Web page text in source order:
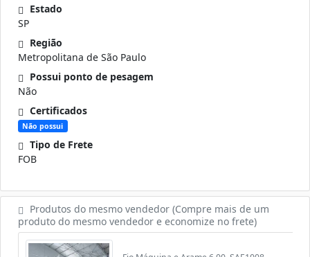
Estado
SP
Região
Metropolitana de São Paulo
Possui ponto de pesagem
Não
Certificados
Não possui
Tipo de Frete
FOB
Produtos do mesmo vendedor (Compre mais de um
produto do mesmo vendedor e economize no frete)